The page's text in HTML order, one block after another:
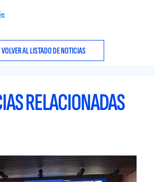
VOLVER AL LISTADO DE NOTICIAS
RELACIONADAS